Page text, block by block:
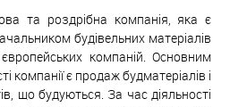
та роздрібна компанія, яка є
будівельних матеріалів
компаній. Основним
компанії є продаж будматеріалів і
що будуються. За час діяльності